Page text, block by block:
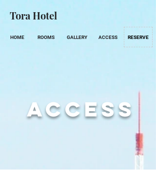
Tora Hotel
HOME ROOMS GALLERY ACCESS RESERVE
ACCESS